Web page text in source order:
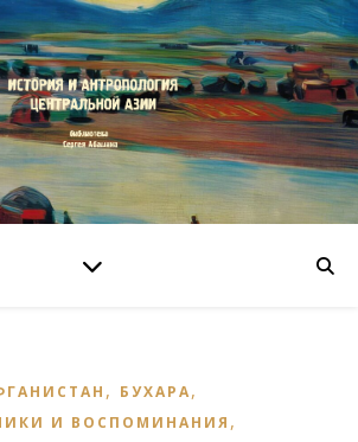
, БУХАРА,
И ВОСПОМИНАНИЯ ,